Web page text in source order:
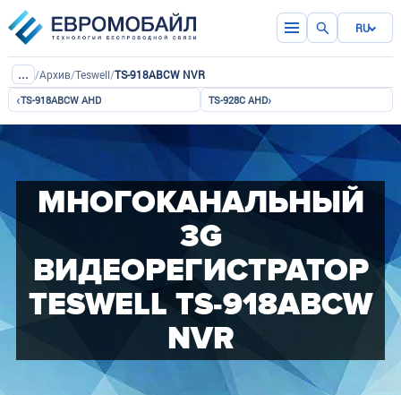
RU
... /Архив/Teswell/TS-918ABCW NVR
‹TS-918ABCW AHD TS-928C AHD›
МНОГОКАНАЛЬНЫЙ
3G
ВИДЕОРЕГИСТРАТОР
TESWELL TS-918ABCW
NVR